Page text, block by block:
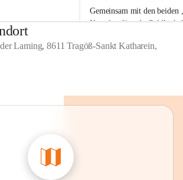
r
e
n
Gemeinsam mit den
Krauskopf“ und
Freude zahlreiche kleine
Laming, 8611 Tragöß-Sankt Katharein,